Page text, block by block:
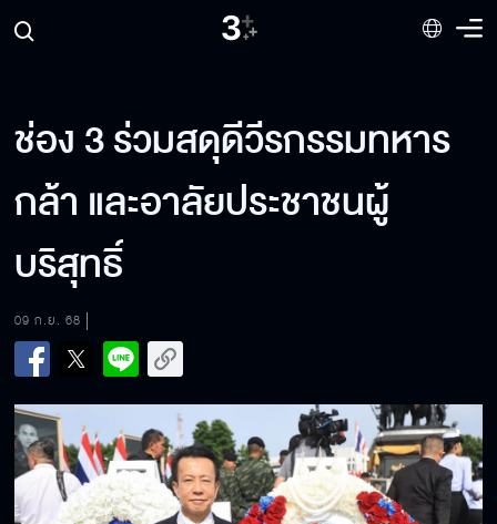
ช่อง 3 ร่วมสดุดีวีรกรรมทหาร
กล้า และอาลัยประชาชนผู้
บริสุทธิ์
09 ก.ย. 68